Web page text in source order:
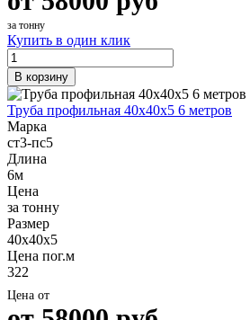
за тонну
Купить в один клик
В корзину
Труба профильная 40х40х5 6 метров
Марка
ст3-пс5
Длина
6м
Цена
за тонну
Размер
40х40х5
Цена пог.м
322
Цена от